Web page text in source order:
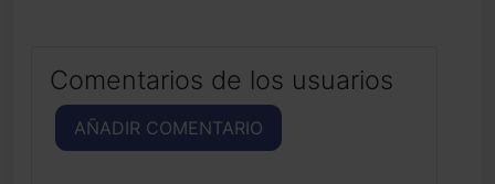
Comentarios de los usuarios
AÑADIR COMENTARIO